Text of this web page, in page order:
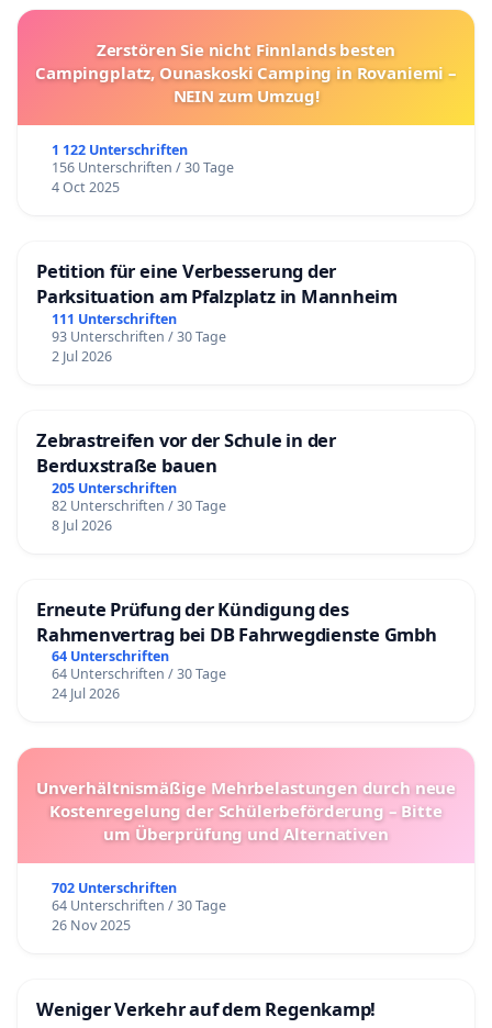
Zerstören Sie nicht Finnlands besten
Campingplatz, Ounaskoski Camping in Rovaniemi –
NEIN zum Umzug!
1 122 Unterschriften
156 Unterschriften / 30 Tage
4 Oct 2025
Petition für eine Verbesserung der
Parksituation am Pfalzplatz in Mannheim
111 Unterschriften
93 Unterschriften / 30 Tage
2 Jul 2026
Zebrastreifen vor der Schule in der
Berduxstraße bauen
205 Unterschriften
82 Unterschriften / 30 Tage
8 Jul 2026
Erneute Prüfung der Kündigung des
Rahmenvertrag bei DB Fahrwegdienste Gmbh
64 Unterschriften
64 Unterschriften / 30 Tage
24 Jul 2026
Unverhältnismäßige Mehrbelastungen durch neue
Kostenregelung der Schülerbeförderung – Bitte
um Überprüfung und Alternativen
702 Unterschriften
64 Unterschriften / 30 Tage
26 Nov 2025
Weniger Verkehr auf dem Regenkamp!